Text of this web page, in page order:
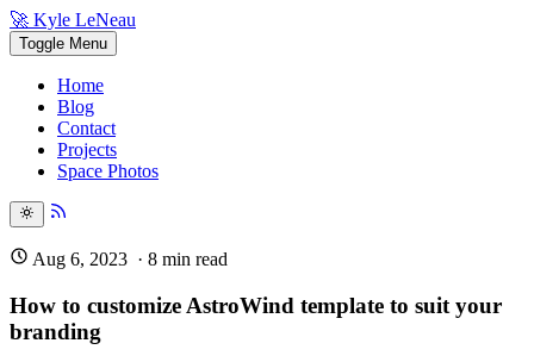
🚀 Kyle LeNeau
Toggle Menu
Home
Blog
Contact
Projects
Space Photos
Aug 6, 2023 · 8 min read
How to customize AstroWind template to suit your
branding